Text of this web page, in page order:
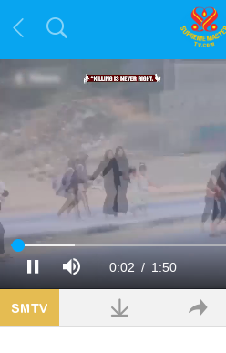
PauseSourdine
Temps
actuel
0:02 / Durée
1:50
Chargé:
16.55%